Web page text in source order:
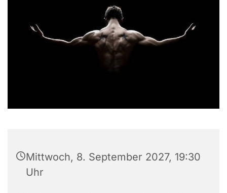
Mittwoch, 8. September 2027, 19:30
Uhr